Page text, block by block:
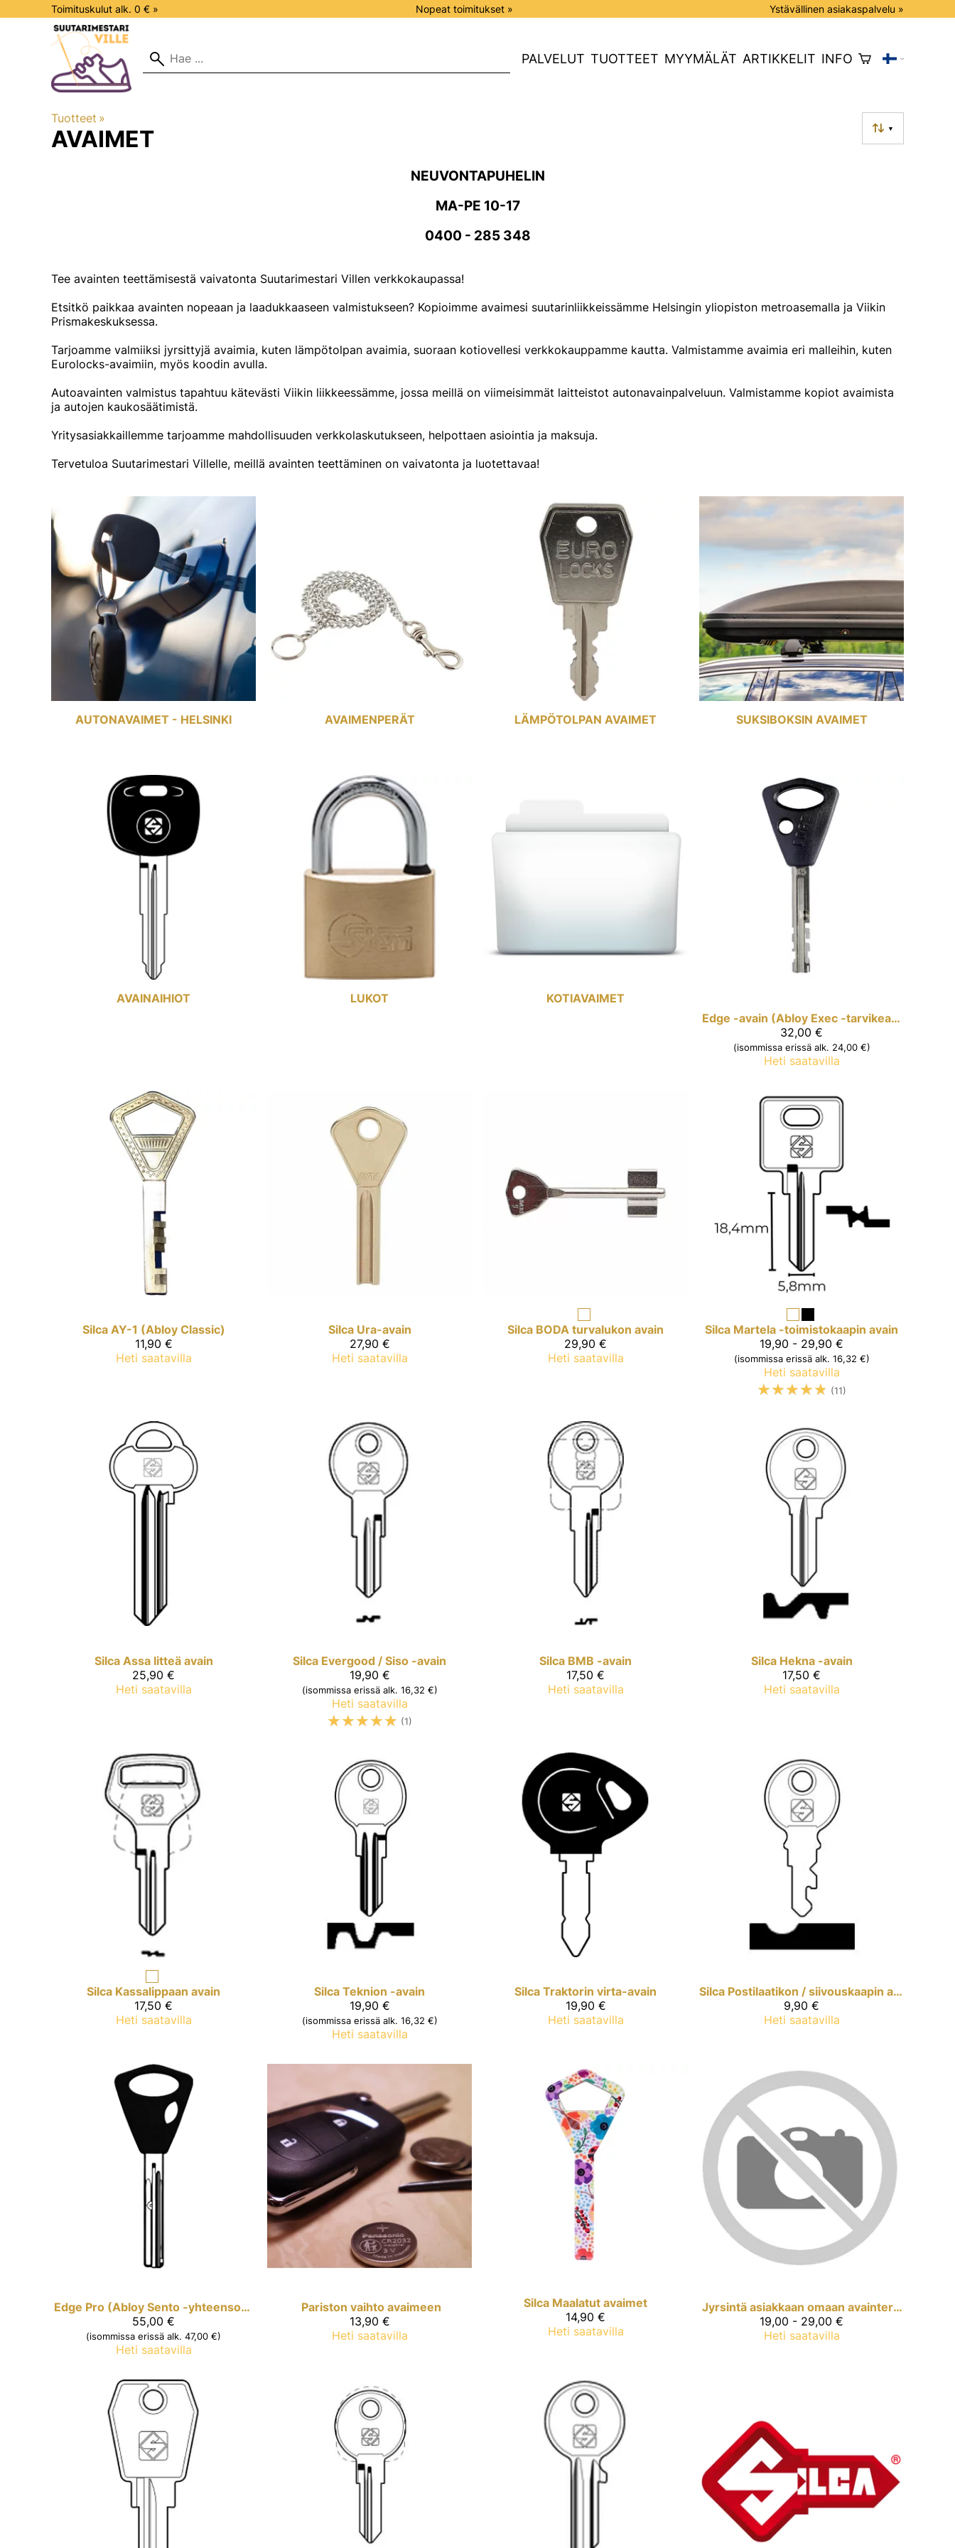
Toimituskulut alk. 0 € » Nopeat toimitukset » Ystävällinen asiakaspalvelu »
PALVELUT TUOTTEET MYYMÄLÄT ARTIKKELIT INFO
Tuotteet ‪»
▼
AVAIMET
NEUVONTAPUHELIN
MA-PE 10-17
0400 - 285 348
Tee avainten teettämisestä vaivatonta Suutarimestari Villen verkkokaupassa!
Etsitkö paikkaa avainten nopeaan ja laadukkaaseen valmistukseen? Kopioimme avaimesi suutarinliikkeissämme Helsingin yliopiston metroasemalla ja Viikin
Prismakeskuksessa.
Tarjoamme valmiiksi jyrsittyjä avaimia, kuten lämpötolpan avaimia, suoraan kotiovellesi verkkokauppamme kautta. Valmistamme avaimia eri malleihin, kuten
Eurolocks-avaimiin, myös koodin avulla.
Autoavainten valmistus tapahtuu kätevästi Viikin liikkeessämme, jossa meillä on viimeisimmät laitteistot autonavainpalveluun. Valmistamme kopiot avaimista
ja autojen kaukosäätimistä.
Yritysasiakkaillemme tarjoamme mahdollisuuden verkkolaskutukseen, helpottaen asiointia ja maksuja.
Tervetuloa Suutarimestari Villelle, meillä avainten teettäminen on vaivatonta ja luotettavaa!
AUTONAVAIMET - HELSINKI AVAIMENPERÄT LÄMPÖTOLPAN AVAIMET SUKSIBOKSIN AVAIMET
AVAINAIHIOT LUKOT
KOTIAVAIMET
Edge -avain (Abloy Exec -tarvikeavain)
32,00 €
(isommissa erissä alk. 24,00 €)
Heti saatavilla
Silca AY-1 (Abloy Classic)
11,90 €
Heti saatavilla
Silca Ura-avain
27,90 €
Heti saatavilla
Silca BODA turvalukon avain
29,90 €
Heti saatavilla
Silca Martela -toimistokaapin avain
19,90 - 29,90 €
(isommissa erissä alk. 16,32 €)
Heti saatavilla
☆☆☆☆☆ (11)
Silca Assa litteä avain
25,90 €
Heti saatavilla
Silca Evergood / Siso -avain
19,90 €
(isommissa erissä alk. 16,32 €)
Heti saatavilla
☆☆☆☆☆ (1)
Silca BMB -avain
17,50 €
Heti saatavilla
Silca Hekna -avain
17,50 €
Heti saatavilla
Silca Kassalippaan avain
17,50 €
Heti saatavilla
Silca Teknion -avain
19,90 €
(isommissa erissä alk. 16,32 €)
Heti saatavilla
Silca Traktorin virta-avain
19,90 €
Heti saatavilla
Silca
Postilaatikon / siivouskaapin avain
9,90 €
Heti saatavilla
Edge Pro (Abloy Sento -yhteensopiva)
55,00 €
(isommissa erissä alk. 47,00 €)
Heti saatavilla
Pariston vaihto avaimeen
13,90 €
Heti saatavilla
Silca Maalatut avaimet
14,90 €
Heti saatavilla
Jyrsintä asiakkaan omaan avainterään
19,00 - 29,00 €
Heti saatavilla